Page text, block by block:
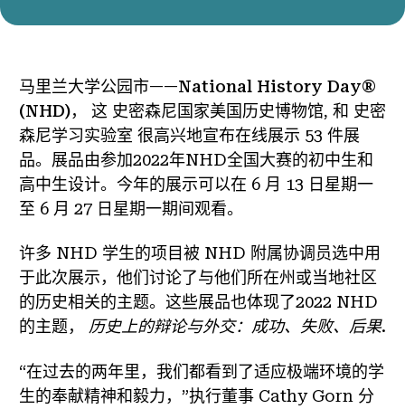
马里兰大学公园市——National History Day®
(NHD)， 这 史密森尼国家美国历史博物馆, 和 史密
森尼学习实验室 很高兴地宣布在线展示 53 件展
品。展品由参加2022年NHD全国大赛的初中生和
高中生设计。今年的展示可以在 6 月 13 日星期一
至 6 月 27 日星期一期间观看。
许多 NHD 学生的项目被 NHD 附属协调员选中用
于此次展示，他们讨论了与他们所在州或当地社区
的历史相关的主题。这些展品也体现了2022 NHD
的主题， 历史上的辩论与外交：成功、失败、后果.
“在过去的两年里，我们都看到了适应极端环境的学
生的奉献精神和毅力，”执行董事 Cathy Gorn 分